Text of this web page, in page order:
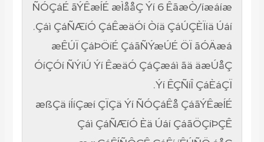
ÑÓÇáÉ ãÝÊæÍÉ æÌååÇ Ýí 6 ÊãæÒ/íæáíæ
Çáì ÇáÑÆíÓ ÇáÊæäÓí Òíä ÇáÚÇÈÏíä Úáí.
æÊÚÏ ÇáÞÖíÉ ÇáãÑÝæÚÉ ÖÏ ãÓÄæá
ÓíÇÓí ÑÝíÚ Ýí ÊæäÓ ÇáÇæáì ãä äæÚåÇ
Ýí ÊÇÑíÎ ÇáÈáÇÏ.
æßÇä íÍíÇæí ÇÏÇä Ýí ÑÓÇáÊå ÇáãÝÊæÍÉ
Çáì ÇáÑÆíÓ Èä Úáí ÇáãÖÇíÞÇÊ